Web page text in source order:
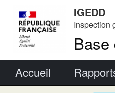
IGEDD
Inspection
Accueil